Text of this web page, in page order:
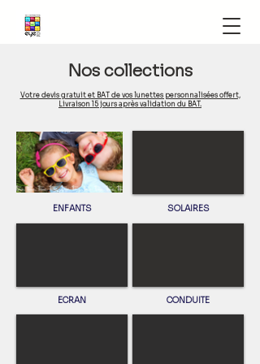
Nos collections
Votre devis gratuit et BAT de vos lunettes personnalisées offert,
Livraison 15 jours après validation du BAT.
ENFANTS SOLAIRES
ECRAN CONDUITE